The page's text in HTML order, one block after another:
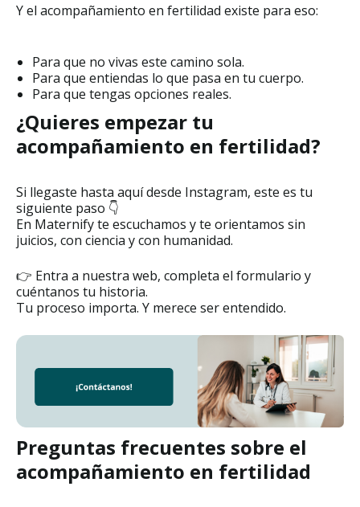
Y el acompañamiento en fertilidad existe para eso:
Para que no vivas este camino sola.
Para que entiendas lo que pasa en tu cuerpo.
Para que tengas opciones reales.
¿Quieres empezar tu
acompañamiento en fertilidad?
Si llegaste hasta aquí desde Instagram, este es tu
siguiente paso 👇
En Maternify te escuchamos y te orientamos sin
juicios, con ciencia y con humanidad.
👉 Entra a nuestra web, completa el formulario y
cuéntanos tu historia.
Tu proceso importa. Y merece ser entendido.
Preguntas frecuentes sobre el
acompañamiento en fertilidad